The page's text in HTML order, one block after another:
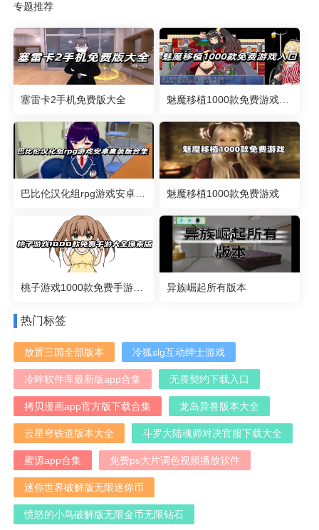
三国游戏
3931款应用
69款应用
700款应用
其他
末日游戏
pc游戏
游戏攻略
63款应用
软件教程
8款应用
热点新闻
8款应用
专题推荐
塞雷卡2手机免费版大全 魅魔移植1000款免费游戏入口
巴比伦汉化组rpg游戏安卓直装版合集 魅魔移植1000款免费游戏
桃子游戏1000款免费手游大全像素版 异族崛起所有版本
热门标签
放置三国全部版本 冷狐slg互动绅士游戏
冷眸软件库最新版app合集 无畏契约下载入口
拷贝漫画app官方版下载合集 龙岛异兽版本大全
云星穹铁道版本大全 斗罗大陆魂师对决官服下载大全
蜜源app合集 免费ps大片调色视频播放软件
迷你世界破解版无限迷你币
愤怒的小鸟破解版无限金币无限钻石